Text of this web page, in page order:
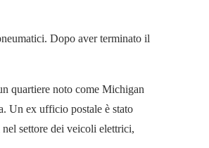
Dopo aver terminato il
quartiere noto come Michigan
Un ex ufficio postale è stato
settore dei veicoli elettrici,